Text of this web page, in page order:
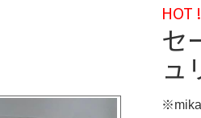
HOT !
セ
ュ